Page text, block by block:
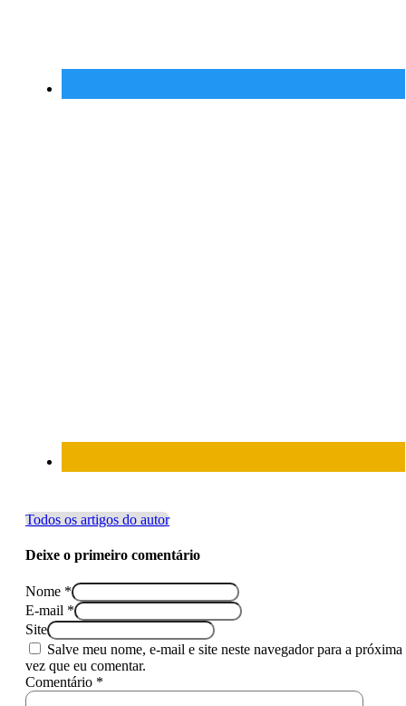
Todos os artigos do autor
Deixe o primeiro comentário
Nome *
E-mail *
Site
Salve meu nome, e-mail e site neste navegador para a próxima
vez que eu comentar.
Comentário *